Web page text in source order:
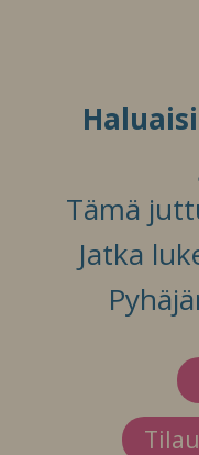
Tämä
Jatka